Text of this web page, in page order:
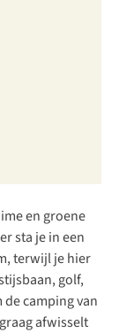
en groene
sta je in een
terwijl je hier
golf,
camping van
afwisselt